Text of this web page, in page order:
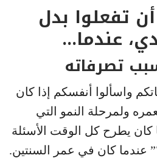
تفعلوا بدل
عندما…
تصرفاته
واسألوا أنفسكم إذا كان
ولمرحلة النمو التي
كان يطرح كل الوقت الأسئلة
عندما كان في عمر السنتين.